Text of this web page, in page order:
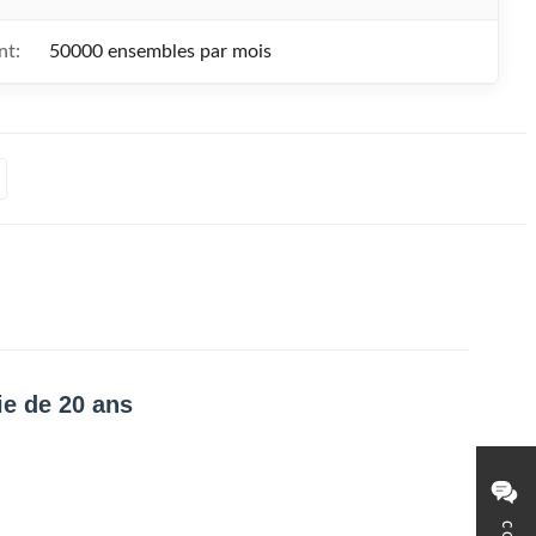
50000 ensembles par mois
de 20 ans